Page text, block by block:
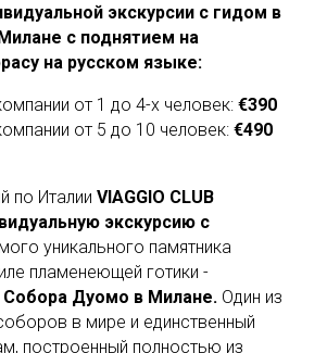
экскурсии с гидом в
с поднятием на
на русском языке:
от 1 до 4-х человек: €390
от 5 до 10 человек: €490
по Италии VIAGGIO CLUB
экскурсию с
уникального памятника
пламенеющей готики -
Дуомо в Милане. Один из
в мире и единственный
построенный полностью из